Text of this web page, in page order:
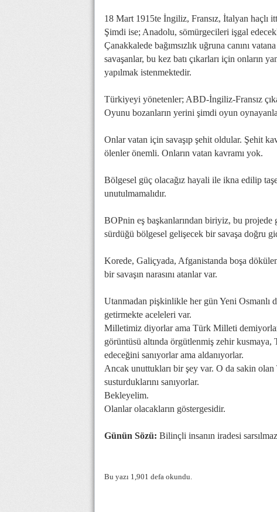
18 Mart 1915te İngiliz, Fransız, İtalyan haçlı
Şimdi ise; Anadolu, sömürgecileri işgal
Çanakkalede bağımsızlık uğruna canını
savaşanlar, bu kez batı çıkarları için onların
yapılmak istenmektedir.
Türkiyeyi yönetenler; ABD-İngiliz-Fransız
Oyunu bozanların yerini şimdi oyun
Onlar vatan için savaşıp şehit oldular. Şehit
ölenler önemli. Onların vatan kavramı yok.
Bölgesel güç olacağız hayali ile ikna edilip
unutulmamalıdır.
BOPnin eş başkanlarından biriyiz, bu
sürdüğü bölgesel gelişecek bir savaşa doğru
Korede, Galiçyada, Afganistanda boşa
bir savaşın narasını atanlar var.
Utanmadan pişkinlikle her gün Yeni Osmanlı
getirmekte aceleleri var.
Milletimiz diyorlar ama Türk Milleti
görüntüsü altında örgütlenmiş zehir
edeceğini sanıyorlar ama aldanıyorlar.
Ancak unuttukları bir şey var. O da sakin
susturduklarını sanıyorlar.
Bekleyelim.
Olanlar olacakların göstergesidir.
Günün Sözü: Bilinçli insanın iradesi
Bu yazı 1,901 defa okundu.